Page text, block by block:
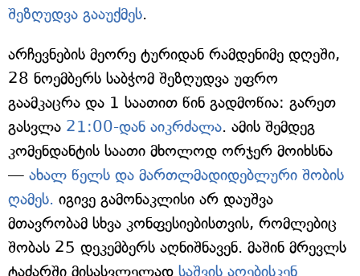
შეზღუდვა გააუქმეს.
არჩევნების მეორე ტურიდან რამდენიმე დღეში,
28 ნოემბერს საბჭომ შეზღუდვა უფრო
გაამკაცრა და 1 საათით წინ გადმოწია: გარეთ
გასვლა 21:00-დან აიკრძალა. ამის შემდეგ
კომენდანტის საათი მხოლოდ ორჯერ მოიხსნა
— ახალ წელს და მართლმადიდებლური შობის
ღამეს. იგივე გამონაკლისი არ დაუშვა
მთავრობამ სხვა კონფესიებისთვის, რომლებიც
შობას 25 დეკემბერს აღნიშნავენ. მაშინ მრევლს
ტაძარში მისასვლელად საშვის აღებისკენ